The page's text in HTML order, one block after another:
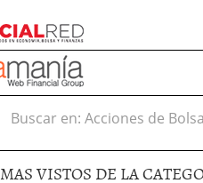
Buscar en:
MAS VISTOS DE LA